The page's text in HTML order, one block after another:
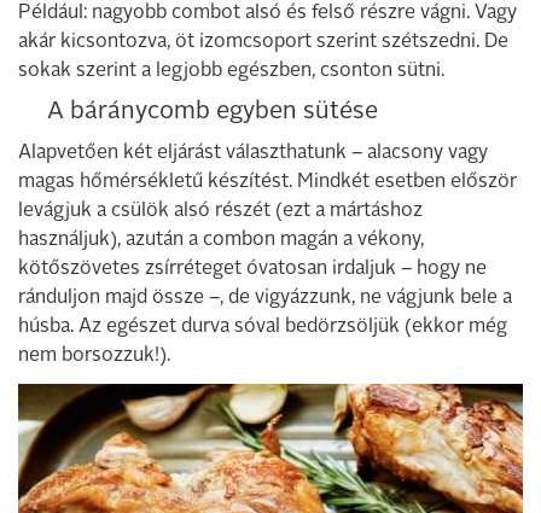
Például: nagyobb combot alsó és felső részre vágni. Vagy
akár kicsontozva, öt izomcsoport szerint szétszedni. De
sokak szerint a legjobb egészben, csonton sütni.
A báránycomb egyben sütése
Alapvetően két eljárást választhatunk – alacsony vagy
magas hőmérsékletű készítést. Mindkét esetben először
levágjuk a csülök alsó részét (ezt a mártáshoz
használjuk), azután a combon magán a vékony,
kötőszövetes zsírréteget óvatosan irdaljuk – hogy ne
ránduljon majd össze –, de vigyázzunk, ne vágjunk bele a
húsba. Az egészet durva sóval bedörzsöljük (ekkor még
nem borsozzuk!).